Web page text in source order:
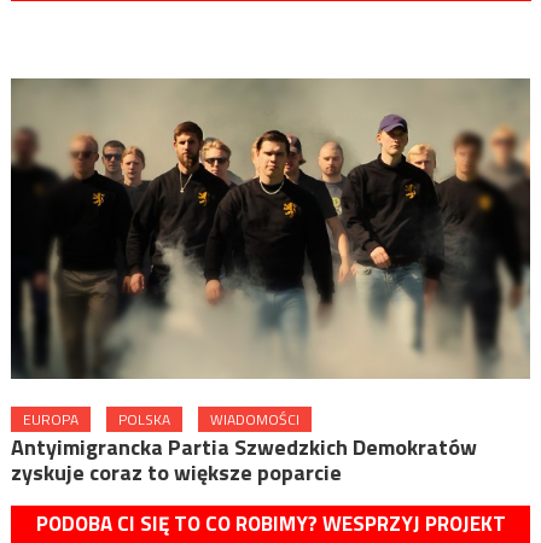
EUROPA POLSKA WIADOMOŚCI
Antyimigrancka Partia Szwedzkich Demokratów
zyskuje coraz to większe poparcie
PODOBA CI SIĘ TO CO ROBIMY? WESPRZYJ PROJEKT